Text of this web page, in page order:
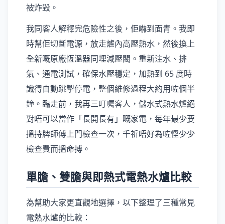
被炸毀。
我同客人解釋完危險性之後，佢嚇到面青。我即
時幫佢切斷電源，放走爐內高壓熱水，然後換上
全新嘅原廠恆溫器同埋減壓閥。重新注水、排
氣、通電測試，確保水壓穩定，加熱到 65 度時
識得自動跳掣停電，整個維修過程大約用咗個半
鐘。臨走前，我再三叮囑客人，儲水式熱水爐絕
對唔可以當作「長開長有」嘅家電，每年最少要
搵持牌師傅上門檢查一次，千祈唔好為咗慳少少
檢查費而搵命搏。
單膽、雙膽與即熱式電熱水爐比較
為幫助大家更直觀地選擇，以下整理了三種常見
電熱水爐的比較：